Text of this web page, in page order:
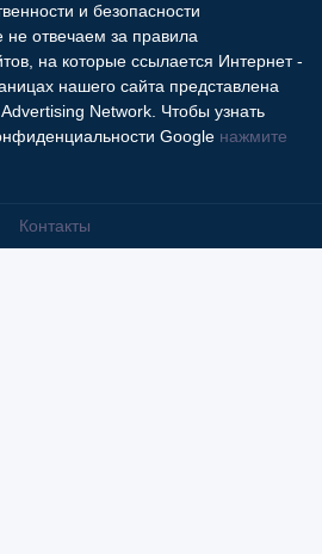
и безопасности
отвечаем за правила
на которые ссылается Интернет -
нашего сайта представлена
Network. Чтобы узнать
Google нажмите
Контакты